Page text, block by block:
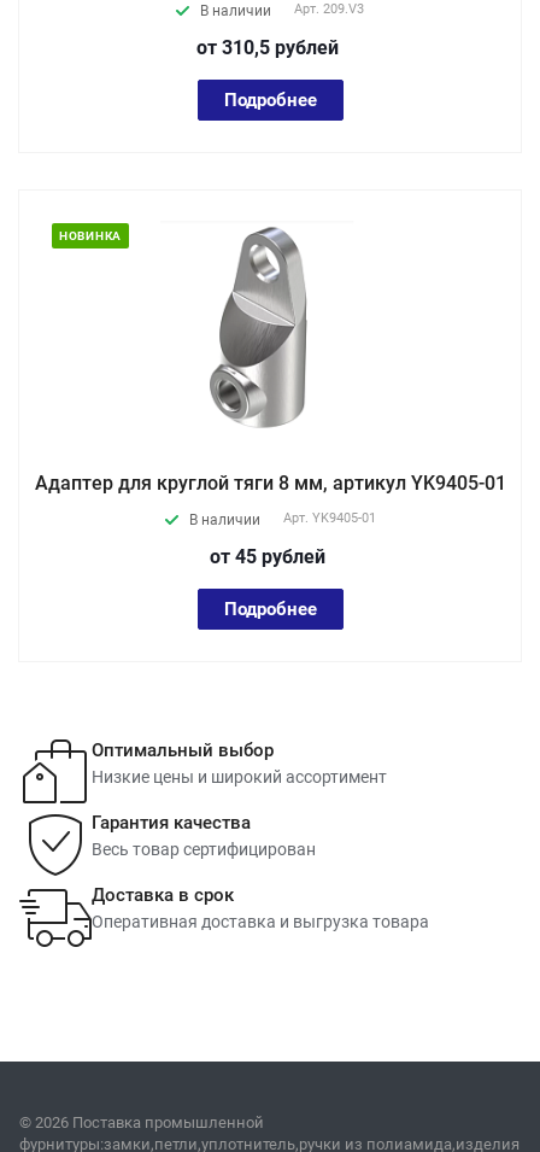
В наличии Арт. 209.V3
от 310,5 рублей
Подробнее
НОВИНКА
Адаптер для круглой тяги 8 мм, артикул YK9405-01
В наличии Арт. YK9405-01
от 45 рублей
Подробнее
Оптимальный выбор
Низкие цены и широкий ассортимент
Гарантия качества
Весь товар сертифицирован
Доставка в срок
Оперативная доставка и выгрузка товара
© 2026 Поставка промышленной
фурнитуры:замки,петли,уплотнитель,ручки из полиамида,изделия